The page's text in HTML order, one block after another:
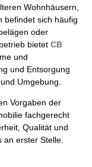
Wohnhäusern,
befindet sich häufig
oder
bietet CB
und
und Entsorgung
Umgebung.
Vorgaben der
fachgerecht
Qualität und
erster Stelle.